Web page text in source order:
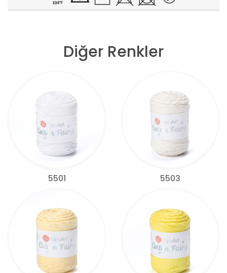
Diğer Renkler
5501 5503